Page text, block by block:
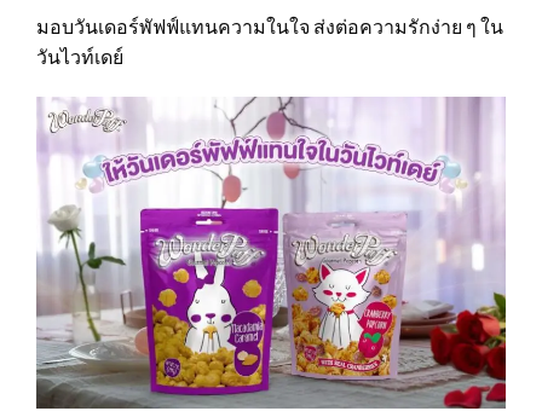
มอบวันเดอร์พัฟฟ์แทนความในใจ ส่งต่อความรักง่าย ๆ ใน
วันไวท์เดย์